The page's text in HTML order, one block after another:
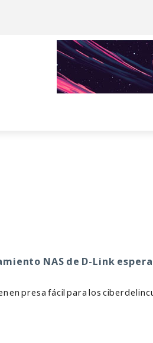
NAS de D-Link
en presa fácil para los